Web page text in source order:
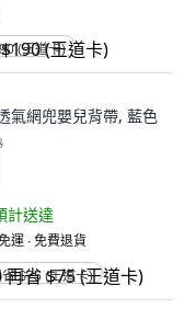
(王道卡)
氣網兜嬰兒背帶, 藍色
計送達
運 ∙ 免費退貨
$75 (王道卡)